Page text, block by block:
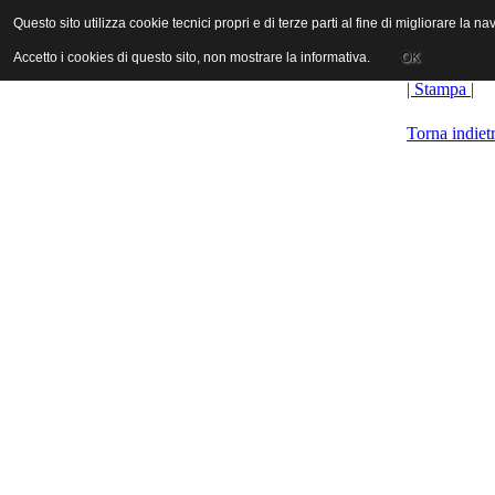
ANICA | Associazione Nazionale Industrie Cinematografiche
| Stampa |
Torna
Questo sito utilizza cookie tecnici propri e di terze parti al fine di migliorare la
Accetto i cookies di questo sito, non mostrare la informativa. OK
Questo sito utilizza cookie tecnici propri e di terze parti al fine di migliorare la
Accetto i cookies di questo sito, non mostrare la informativa. OK